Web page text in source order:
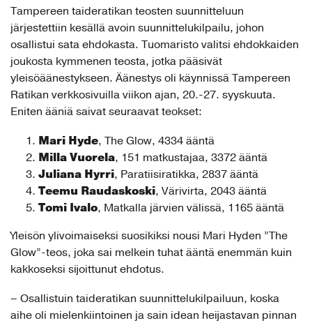
Tampereen taideratikan teosten suunnitteluun
järjestettiin kesällä avoin suunnittelukilpailu, johon
osallistui sata ehdokasta. Tuomaristo valitsi ehdokkaiden
joukosta kymmenen teosta, jotka pääsivät
yleisöäänestykseen. Äänestys oli käynnissä Tampereen
Ratikan verkkosivuilla viikon ajan, 20.-27. syyskuuta.
Eniten ääniä saivat seuraavat teokset:
Mari Hyde, The Glow, 4334 ääntä
Milla Vuorela, 151 matkustajaa, 3372 ääntä
Juliana Hyrri, Paratiisiratikka, 2837 ääntä
Teemu Raudaskoski, Värivirta, 2043 ääntä
Tomi Ivalo, Matkalla järvien välissä, 1165 ääntä
Yleisön ylivoimaiseksi suosikiksi nousi Mari Hyden ”The
Glow”-teos, joka sai melkein tuhat ääntä enemmän kuin
kakkoseksi sijoittunut ehdotus.
– Osallistuin taideratikan suunnittelukilpailuun, koska
aihe oli mielenkiintoinen ja sain idean heijastavan pinnan